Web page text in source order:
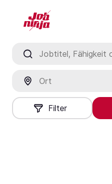
Filter